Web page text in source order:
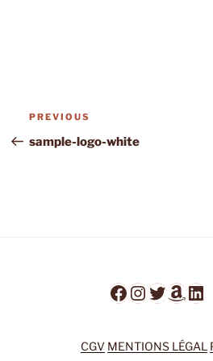
Post
navigation
Previous
Post
PREVIOUS
sample-logo-white
Facebook
Instagram
Twitter
CGV MENTIONS LÉGAL